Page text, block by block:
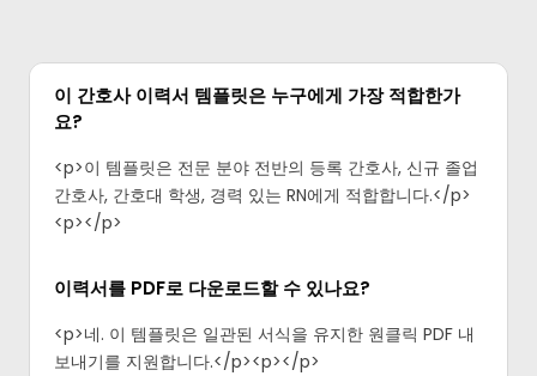
이 간호사 이력서 템플릿은 누구에게 가장 적합한가
요?
<p>이 템플릿은 전문 분야 전반의 등록 간호사, 신규 졸업
간호사, 간호대 학생, 경력 있는 RN에게 적합합니다.</p>
<p>‍</p>
이력서를 PDF로 다운로드할 수 있나요?
<p>네. 이 템플릿은 일관된 서식을 유지한 원클릭 PDF 내
보내기를 지원합니다.</p><p>‍</p>